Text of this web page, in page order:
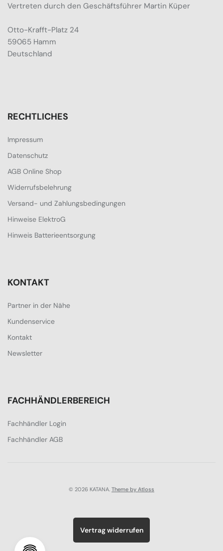
Vertreten durch den Geschäftsführer Martin Küper
Otto-Krafft-Platz 24
59065 Hamm
Deutschland
RECHTLICHES
Impressum
Datenschutz
AGB Online Shop
Widerrufsbelehrung
Versand- und Zahlungsbedingungen
Hinweise ElektroG
Hinweis Batterieentsorgung
KONTAKT
Partner in der Nähe
Kundenservice
Kontakt
Newsletter
FACHHÄNDLERBEREICH
Fachhändler Login
Fachhändler AGB
© 2026 KATANA. Theme by Atloss
Vertrag widerrufen